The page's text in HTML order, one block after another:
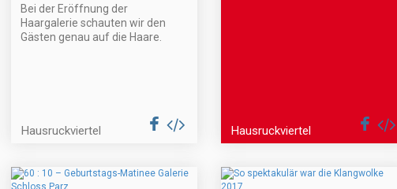
Bei der Eröffnung der
Haargalerie schauten wir den
Gästen genau auf die Haare.
Hausruckviertel Hausruckviertel